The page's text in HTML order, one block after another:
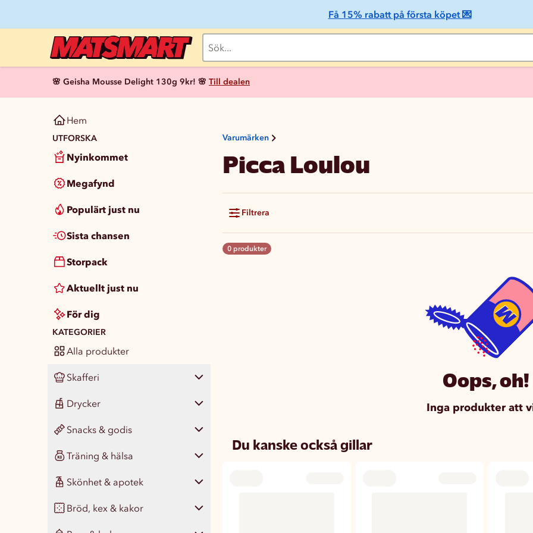
Få 15% rabatt på första köpet 💌
🌸 Geisha Mousse Delight 130g 9kr! 🌸 Till dealen
Hem
UTFORSKA
Nyinkommet
Megafynd
Populärt just nu
Sista chansen
Storpack
Aktuellt just nu
För dig
KATEGORIER
Alla produkter
Skafferi
Visa alla 468
Pasta, ris & matgryn 33
Konserver 65
Färdigmat 46
Kryddor & smaksättare 75
Drycker
Visa alla 141
Läsk 46
Vatten 23
Juice, smoothie & saft 18
Snacks & godis
Visa alla 430
Chips & snacks 77
Nötter & naturgodis 41
Träning & hälsa
Visa alla 133
Måltidsersättning 14
Skönhet & apotek
Visa alla 344
Bröd, kex & kakor
Varumärken
Picca Loulou
Filtrera
0 produkter
Oops, oh!
Inga produkter att
Du kanske också gillar